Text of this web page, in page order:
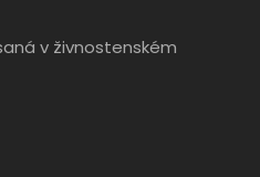
v živnostenském